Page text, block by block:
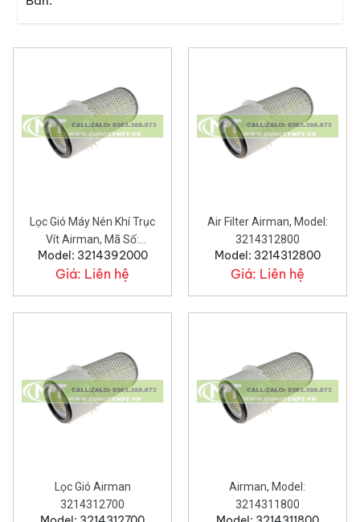
Lọc Gió Máy Nén Khí Trục
Vít Airman, Mã Số:
3214392000
Model: 3214392000
Giá: Liên hệ
Air Filter Airman, Model:
3214312800
Model: 3214312800
Giá: Liên hệ
Lọc Gió Airman
3214312700
Airman, Model:
3214311800